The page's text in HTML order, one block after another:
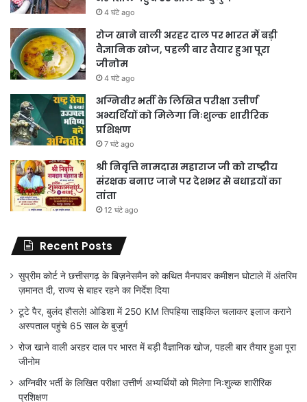
4 घंटे ago
रोज खाने वाली अरहर दाल पर भारत में बड़ी
वैज्ञानिक खोज, पहली बार तैयार हुआ पूरा
जीनोम
4 घंटे ago
अग्निवीर भर्ती के लिखित परीक्षा उत्तीर्ण
अभ्यर्थियों को मिलेगा निःशुल्क शारीरिक
प्रशिक्षण
7 घंटे ago
श्री निवृत्ति नामदास महाराज जी को राष्ट्रीय
संरक्षक बनाए जाने पर देशभर से बधाइयों का
तांता
12 घंटे ago
Recent Posts
सुप्रीम कोर्ट ने छत्तीसगढ़ के बिज़नेसमैन को कथित मैनपावर कमीशन घोटाले में अंतरिम
ज़मानत दी, राज्य से बाहर रहने का निर्देश दिया
टूटे पैर, बुलंद हौसले! ओडिशा में 250 KM तिपहिया साइकिल चलाकर इलाज कराने
अस्पताल पहुंचे 65 साल के बुजुर्ग
रोज खाने वाली अरहर दाल पर भारत में बड़ी वैज्ञानिक खोज, पहली बार तैयार हुआ पूरा
जीनोम
अग्निवीर भर्ती के लिखित परीक्षा उत्तीर्ण अभ्यर्थियों को मिलेगा निःशुल्क शारीरिक
प्रशिक्षण